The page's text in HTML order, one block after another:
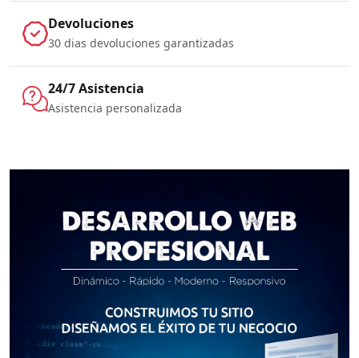
Devoluciones
30 dias devoluciones garantizadas
24/7 Asistencia
Asistencia personalizada